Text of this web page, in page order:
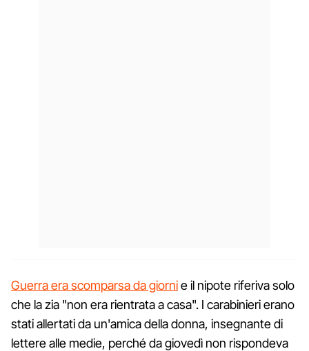
Guerra era scomparsa da giornie il nipote riferiva solo
che la zia "non era rientrata a casa". I carabinieri erano
stati allertati da un'amica della donna, insegnante di
lettere alle medie, perché da giovedì non rispondeva